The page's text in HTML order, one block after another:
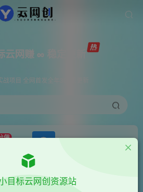
网赚 ∞ 稳定更新
战项目 全网首发全年365天更新
佣
正文
目标云网创资源站